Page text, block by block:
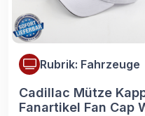
Rubrik: Fahrzeuge
Cadillac Mütze
Fanartikel Fan Cap